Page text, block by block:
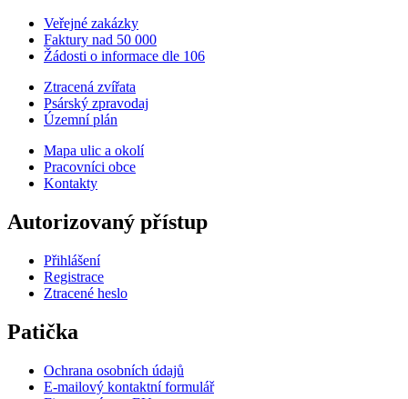
Veřejné zakázky
Faktury nad 50 000
Žádosti o informace dle 106
Ztracená zvířata
Psárský zpravodaj
Územní plán
Mapa ulic a okolí
Pracovníci obce
Kontakty
Autorizovaný přístup
Přihlášení
Registrace
Ztracené heslo
Patička
Ochrana osobních údajů
E-mailový kontaktní formulář